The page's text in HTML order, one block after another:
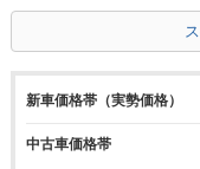
新車価格帯（実勢価格）
中古車価格帯